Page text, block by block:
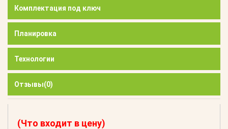
Комплектация под ключ
Планировка
Технологии
Отзывы(0)
(Что входит в цену)